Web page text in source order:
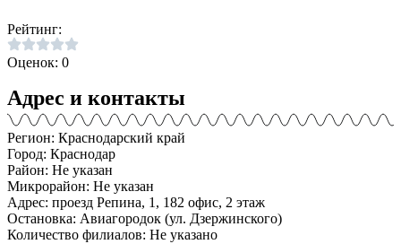
Рейтинг:
Оценок: 0
Адрес и контакты
Регион: Краснодарский край
Город: Краснодар
Район: Не указан
Микрорайон: Не указан
Адрес: проезд Репина, 1, 182 офис, 2 этаж
Остановка: Авиагородок (ул. Дзержинского)
Количество филиалов: Не указано